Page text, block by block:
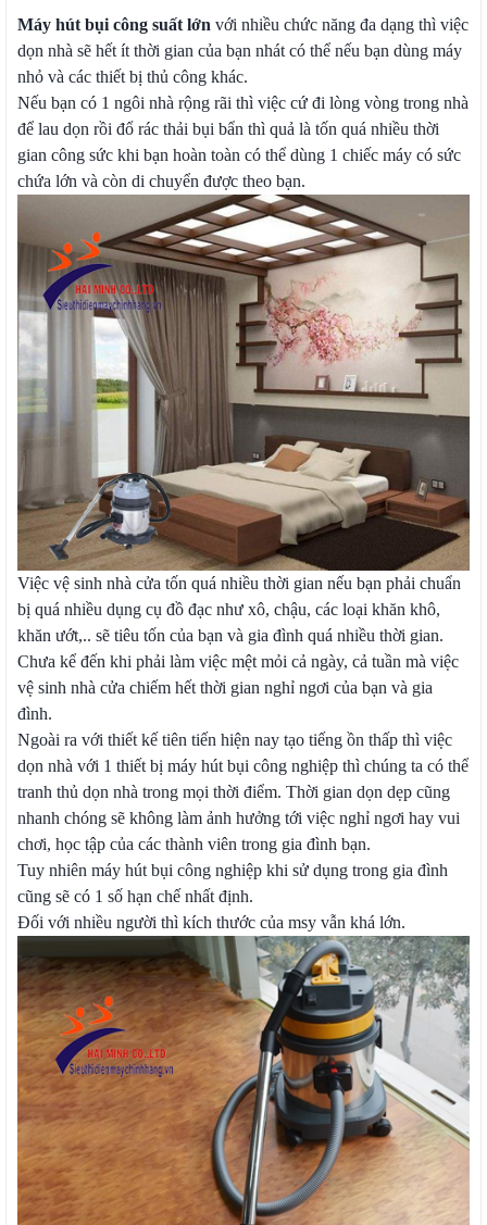
Máy hút bụi công suất lớn với nhiều chức năng đa dạng thì việc
dọn nhà sẽ hết ít thời gian của bạn nhát có thể nếu bạn dùng máy
nhỏ và các thiết bị thủ công khác.
Nếu bạn có 1 ngôi nhà rộng rãi thì việc cứ đi lòng vòng trong nhà
để lau dọn rồi đổ rác thải bụi bẩn thì quả là tốn quá nhiều thời
gian công sức khi bạn hoàn toàn có thể dùng 1 chiếc máy có sức
chứa lớn và còn di chuyển được theo bạn.
Việc vệ sinh nhà cửa tốn quá nhiều thời gian nếu bạn phải chuẩn
bị quá nhiều dụng cụ đồ đạc như xô, chậu, các loại khăn khô,
khăn ướt,.. sẽ tiêu tốn của bạn và gia đình quá nhiều thời gian.
Chưa kể đến khi phải làm việc mệt mỏi cả ngày, cả tuần mà việc
vệ sinh nhà cửa chiếm hết thời gian nghỉ ngơi của bạn và gia
đình.
Ngoài ra với thiết kế tiên tiến hiện nay tạo tiếng ồn thấp thì việc
dọn nhà với 1 thiết bị máy hút bụi công nghiệp thì chúng ta có thể
tranh thủ dọn nhà trong mọi thời điểm. Thời gian dọn dẹp cũng
nhanh chóng sẽ không làm ảnh hưởng tới việc nghỉ ngơi hay vui
chơi, học tập của các thành viên trong gia đình bạn.
Tuy nhiên máy hút bụi công nghiệp khi sử dụng trong gia đình
cũng sẽ có 1 số hạn chế nhất định.
Đối với nhiều người thì kích thước của msy vẫn khá lớn.